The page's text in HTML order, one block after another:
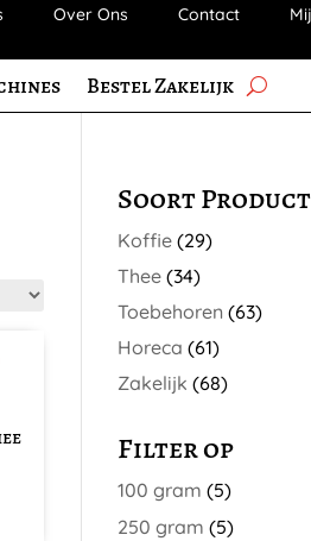
Over Ons Contact
Bestel Zakelijk
Soort Product
Koffie (29)
Thee (34)
Toebehoren (63)
Horeca (61)
Zakelijk (68)
Filter op
100 gram (5)
250 gram (5)